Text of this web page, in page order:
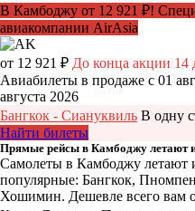
В Камбоджу от 12 921 ₽!
авиакомпании AirAsia
от 12 921 ₽ До конца акции 14
Авиабилеты в продаже с 01
августа 2026
Бангкок - Сиануквиль В одну
Найти билеты
Прямые рейсы в Камбоджу летают
Самолеты в Камбоджу летают
популярные: Бангкок,
Хошимин. Дешевле всего вам